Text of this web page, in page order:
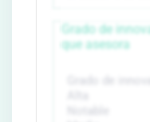
Grado de
que asesora